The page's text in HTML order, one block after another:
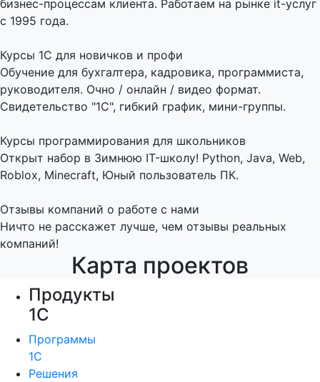
бизнес-процессам клиента. Работаем на рынке it-услуг
с 1995 года.
Курсы 1С для новичков и профи
Обучение для бухгалтера, кадровика, программиста,
руководителя. Очно / онлайн / видео формат.
Свидетельство "1С", гибкий график, мини-группы.
Курсы программирования для школьников
Открыт набор в Зимнюю IT-школу! Python, Java, Web,
Roblox, Minecraft, Юный пользователь ПК.
Отзывы компаний о работе с нами
Ничто не расскажет лучше, чем отзывы реальных
компаний!
Карта проектов
Продукты
1С
Программы
1С
Решения